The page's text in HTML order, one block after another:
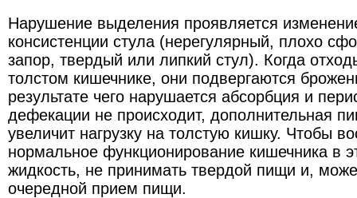
Нарушение выделения проявляется
консистенции стула (нерегулярный, плохо
запор, твердый или липкий стул). Когда
толстом кишечнике, они подвергаются
результате чего нарушается абсорбция и
дефекации не происходит, дополнительная
увеличит нагрузку на толстую кишку. Чтобы
нормальное функционирование кишечника в
жидкость, не принимать твердой пищи и,
очередной прием пищи.